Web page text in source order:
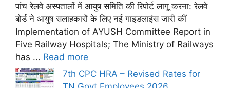
पांच रेलवे अस्पतालों में आयुष समिति की रिपोर्ट लागू करना: रेलवे
बोर्ड ने आयुष सलाहकारों के लिए नई गाइडलाइंस जारी कीं
Implementation of AYUSH Committee Report in
Five Railway Hospitals; The Ministry of Railways
has ... Read more
7th CPC HRA – Revised Rates for